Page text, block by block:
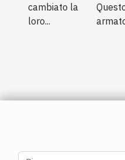
cambiato la
loro...